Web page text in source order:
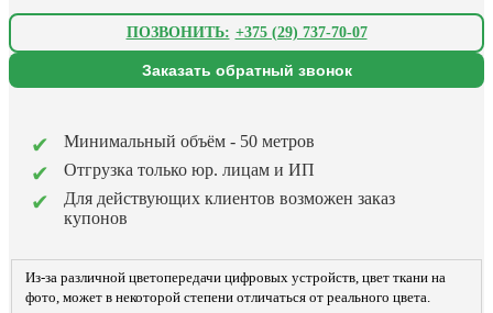
ПОЗВОНИТЬ: +375 (29) 737-70-07
Заказать обратный звонок
Минимальный объём - 50 метров
Отгрузка только юр. лицам и ИП
Для действующих клиентов возможен заказ
купонов
Из-за различной цветопередачи цифровых устройств, цвет ткани на
фото, может в некоторой степени отличаться от реального цвета.